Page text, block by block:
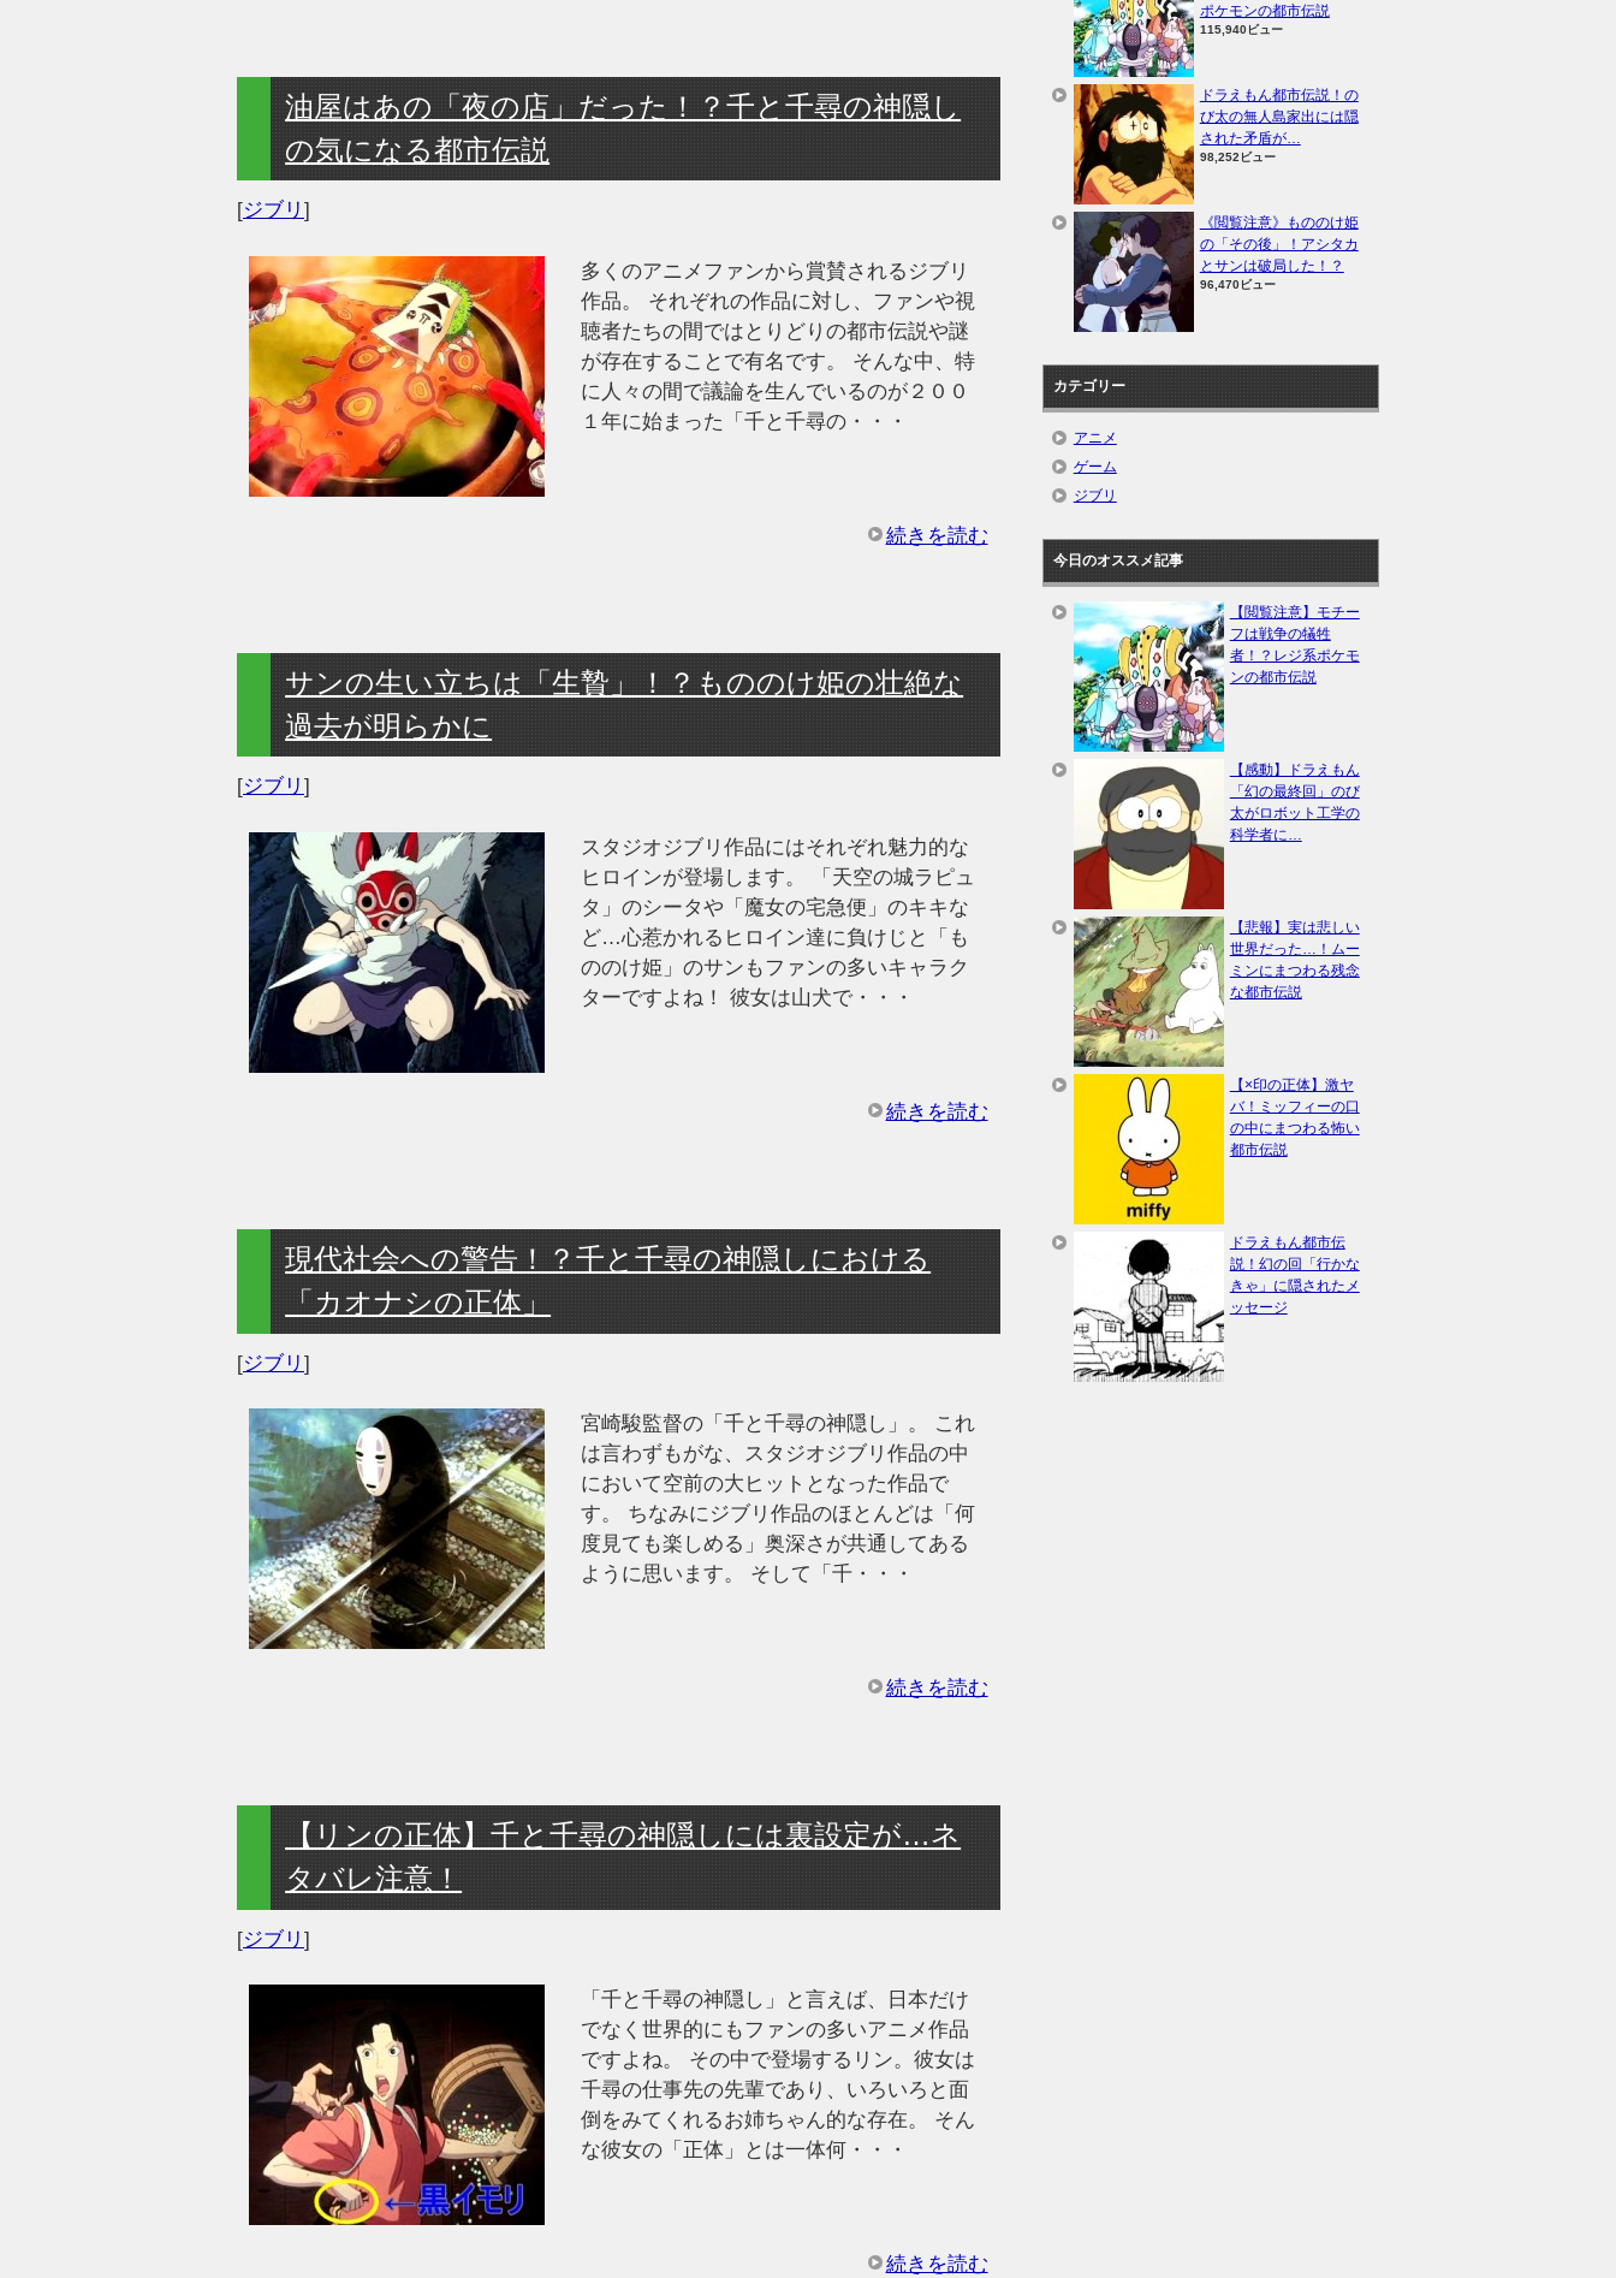
油屋はあの「夜の店」だった！？千と千尋の神隠し
の気になる都市伝説
[ジブリ ]
多くのアニメファンから賞賛されるジブリ
作品。 それぞれの作品に対し、ファンや視
聴者たちの間ではとりどりの都市伝説や謎
が存在することで有名です。 そんな中、特
に人々の間で議論を生んでいるのが２００
１年に始まった「千と千尋の・・・
続きを読む
サンの生い立ちは「生贄」！？もののけ姫の壮絶な
過去が明らかに
[ジブリ ]
スタジオジブリ作品にはそれぞれ魅力的な
ヒロインが登場します。 「天空の城ラピュ
タ」のシータや「魔女の宅急便」のキキな
ど…心惹かれるヒロイン達に負けじと「も
ののけ姫」のサンもファンの多いキャラク
ターですよね！ 彼女は山犬で・・・
続きを読む
現代社会への警告！？千と千尋の神隠しにおける
「カオナシの正体」
[ジブリ ]
宮崎駿監督の「千と千尋の神隠し」。 これ
は言わずもがな、スタジオジブリ作品の中
において空前の大ヒットとなった作品で
す。 ちなみにジブリ作品のほとんどは「何
度見ても楽しめる」奥深さが共通してある
ように思います。 そして「千・・・
続きを読む
【リンの正体】千と千尋の神隠しには裏設定が…ネ
タバレ注意！
[ジブリ ]
「千と千尋の神隠し」と言えば、日本だけ
でなく世界的にもファンの多いアニメ作品
ですよね。 その中で登場するリン。彼女は
千尋の仕事先の先輩であり、いろいろと面
倒をみてくれるお姉ちゃん的な存在。 そん
な彼女の「正体」とは一体何・・・
続きを読む
ポケモンの都市伝説
115,940ビュー
ドラえもん都市伝説！の
び太の無人島家出には隠
された矛盾が…
98,252ビュー
《閲覧注意》もののけ姫
の「その後」！アシタカ
とサンは破局した！？
96,470ビュー
カテゴリー
アニメ
ゲーム
ジブリ
今日のオススメ記事
【閲覧注意】モチー
フは戦争の犠牲
者！？レジ系ポケモ
ンの都市伝説
【感動】ドラえもん
「幻の最終回」のび
太がロボット工学の
科学者に…
【悲報】実は悲しい
世界だった…！ムー
ミンにまつわる残念
な都市伝説
【×印の正体】激ヤ
バ！ミッフィーの口
の中にまつわる怖い
都市伝説
ドラえもん都市伝
説！幻の回「行かな
きゃ」に隠されたメ
ッセージ